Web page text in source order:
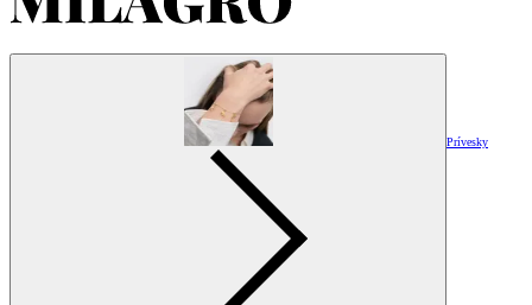
Prívesky